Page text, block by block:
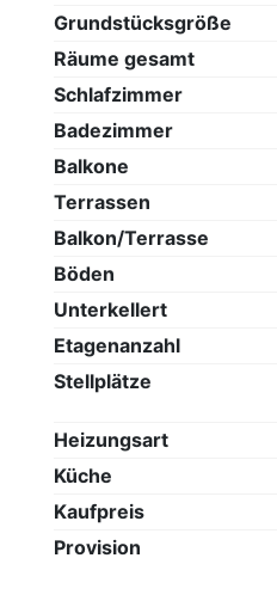
Grundstücksgröße
Räume gesamt
Schlafzimmer
Badezimmer
Balkone
Terrassen
Balkon/Terrasse
Böden
Unterkellert
Etagenanzahl
Stellplätze
Heizungsart
Küche
Kaufpreis
Provision